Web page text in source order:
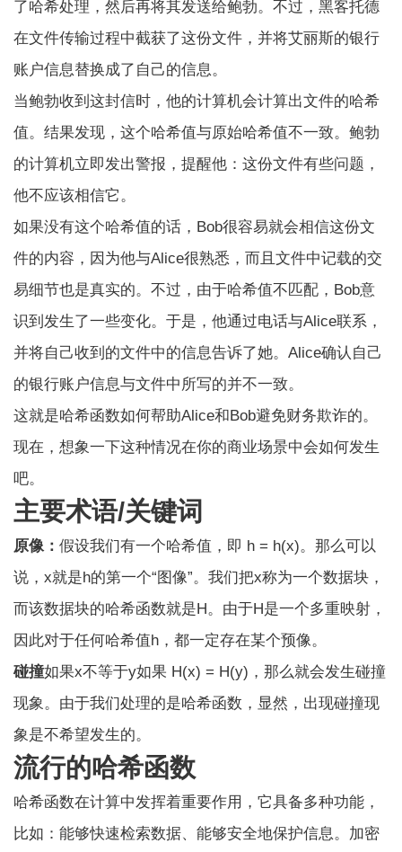
了哈希处理，然后再将其发送给鲍勃。不过，黑客托德
在文件传输过程中截获了这份文件，并将艾丽斯的银行
账户信息替换成了自己的信息。
当鲍勃收到这封信时，他的计算机会计算出文件的哈希
值。结果发现，这个哈希值与原始哈希值不一致。鲍勃
的计算机立即发出警报，提醒他：这份文件有些问题，
他不应该相信它。
如果没有这个哈希值的话，Bob很容易就会相信这份文
件的内容，因为他与Alice很熟悉，而且文件中记载的交
易细节也是真实的。不过，由于哈希值不匹配，Bob意
识到发生了一些变化。于是，他通过电话与Alice联系，
并将自己收到的文件中的信息告诉了她。Alice确认自己
的银行账户信息与文件中所写的并不一致。
这就是哈希函数如何帮助Alice和Bob避免财务欺诈的。
现在，想象一下这种情况在你的商业场景中会如何发生
吧。
主要术语/关键词
原像：假设我们有一个哈希值，即 h = h(x)。那么可以
说，x就是h的第一个“图像”。我们把x称为一个数据块，
而该数据块的哈希函数就是H。由于H是一个多重映射，
因此对于任何哈希值h，都一定存在某个预像。
碰撞如果x不等于y如果 H(x) = H(y)，那么就会发生碰撞
现象。由于我们处理的是哈希函数，显然，出现碰撞现
象是不希望发生的。
流行的哈希函数
哈希函数在计算中发挥着重要作用，它具备多种功能，
比如：能够快速检索数据、能够安全地保护信息。 加密